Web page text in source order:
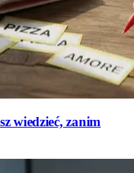
wiedzieć, zanim